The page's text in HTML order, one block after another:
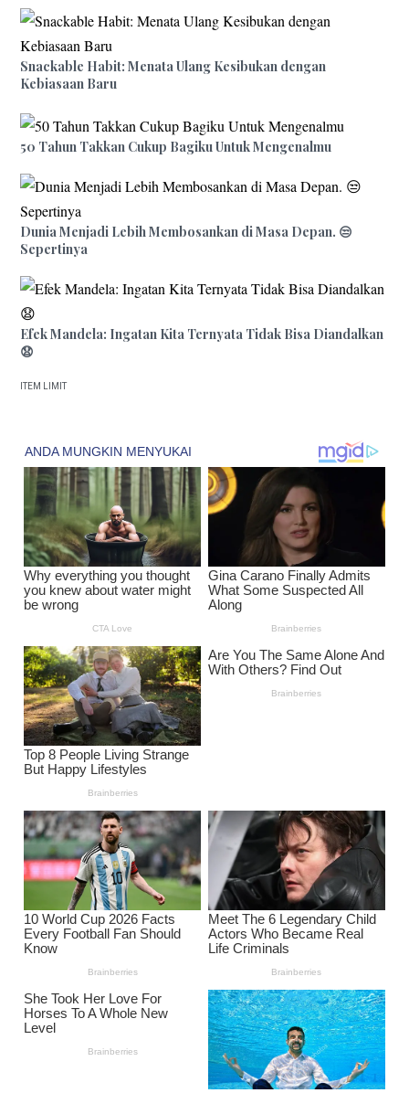
Snackable Habit: Menata Ulang Kesibukan dengan
Kebiasaan Baru
50 Tahun Takkan Cukup Bagiku Untuk Mengenalmu
Dunia Menjadi Lebih Membosankan di Masa Depan. 😒
Sepertinya
Efek Mandela: Ingatan Kita Ternyata Tidak Bisa Diandalkan
😧
ITEM LIMIT